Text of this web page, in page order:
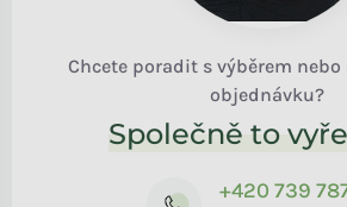
Chcete poradit s výběrem
objednávku?
Společně to
+420 739